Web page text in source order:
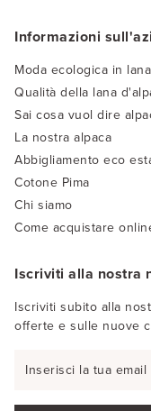
Informazioni
Moda ecologica in
Qualità della lana
Sai cosa vuol dire
La nostra alpaca
Abbigliamento eco
Cotone Pima
Chi siamo
Come acquistare
Iscriviti alla nostra
Iscriviti subito alla
offerte e sulle nuove